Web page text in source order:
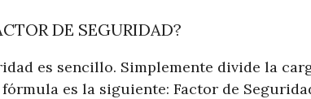
DE SEGURIDAD?
es sencillo. Simplemente divide la
es la siguiente: Factor de